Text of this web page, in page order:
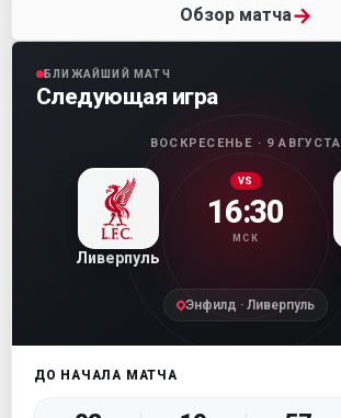
Обзор матча→
БЛИЖАЙШИЙ МАТЧ
Следующая игра
ВОСКРЕСЕНЬЕ · 9 АВГУСТА
Ливерпуль
VS
16:30
МСК
Энфилд · Ливерпуль
ДО НАЧАЛА МАТЧА